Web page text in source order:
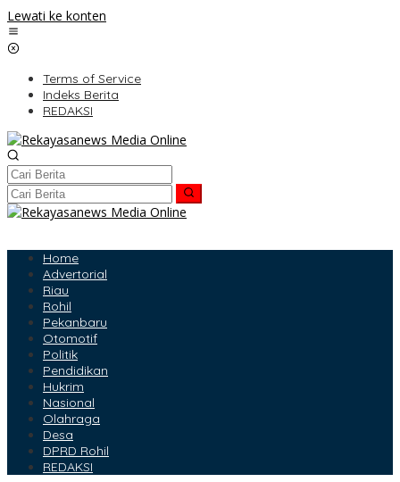
Lewati ke konten
Terms of Service
Indeks Berita
REDAKSI
Home
Advertorial
Riau
Rohil
Pekanbaru
Otomotif
Politik
Pendidikan
Hukrim
Nasional
Olahraga
Desa
DPRD Rohil
REDAKSI